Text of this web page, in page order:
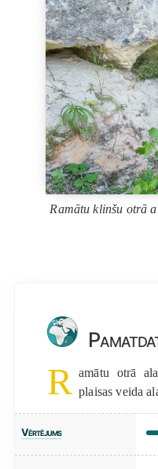
Ramātu klinšu otrā
R amātu otrā
plaisas veida
Vērtējums